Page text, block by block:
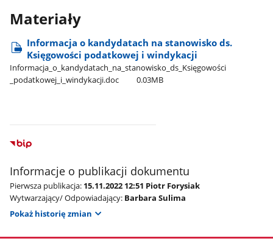
Materiały
Informacja o kandydatach na stanowisko ds.
Księgowości podatkowej i windykacji
Informacja​_o​_kandydatach​_na​_stanowisko​_ds​_Księgowości​
_podatkowej​_i​_windykacji.doc
0.03MB
Informacje o publikacji dokumentu
Pierwsza publikacja: 15.11.2022 12:51 Piotr Forysiak
Wytwarzający/ Odpowiadający: Barbara Sulima
Pokaż historię zmian